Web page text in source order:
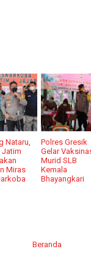
Nataru,
Jatim
Miras
Polres Gresik
Gelar
Murid SLB
Kemala
Bhayangkari
Beranda